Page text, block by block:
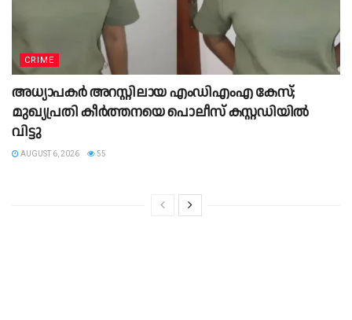
CRIME
അധ്യാപകർ അറസ്റ്റിലായ എംഡിഎംഎ കേസ്;
മുഖ്യപ്രതി കീർത്തനയെ പൊലീസ് കസ്റ്റഡിയിൽ
വിട്ടു
AUGUST 6, 2026 55